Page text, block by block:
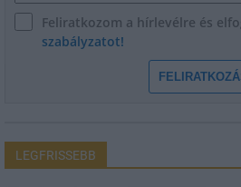
Feliratkozom a hírlevélre és
szabályzatot!
LEGFRISSEBB